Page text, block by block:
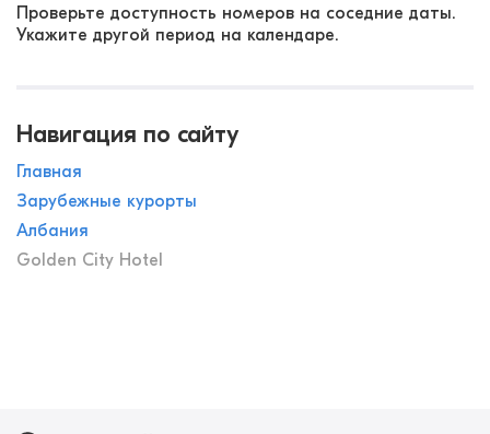
Проверьте доступность номеров на соседние даты.
Укажите другой период на календаре.
Навигация по сайту
Главная
Зарубежные курорты
Албания
Golden City Hotel